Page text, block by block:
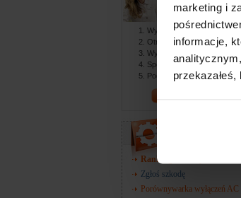
marketing i
informacje,
Wypełniasz formularz
Otrzymujesz gotowe oferty
Wybierasz najlepszą ofertę
Spotykasz się z agentem
Podpisujesz dokumenty
Ranking towarzystw
Zgłoś szkodę
Porównywarka wyłączeń AC